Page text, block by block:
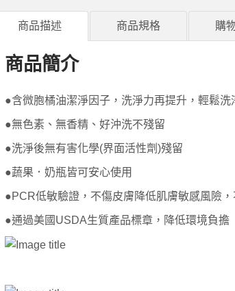
商品描述 商品規格 購
商品簡介
●含微胞橘油潔淨因子，洗淨力再提升，輕鬆
●無色素、無香精、好沖洗不殘留
●洗淨後無有害化學(界面活性劑)殘留
●蔬果．奶瓶皆可安心使用
●PCR低敏驗證，不傷皮膚降低肌膚敏感風險
●通過美國USDA生質產品標章，降低環境負擔